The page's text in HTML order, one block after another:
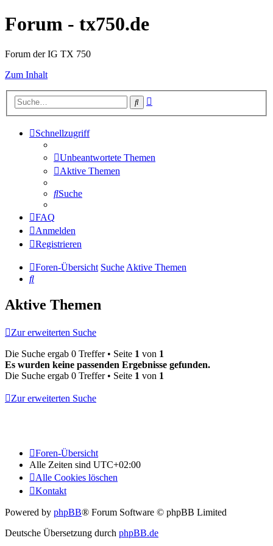
Forum - tx750.de
Forum der IG TX 750
Zum Inhalt
Suche
Schnellzugriff
Unbeantwortete Themen
Aktive Themen
Suche
FAQ
Anmelden
Registrieren
Foren-Übersicht SucheAktive Themen
Suche
Aktive Themen
Zur erweiterten Suche
Die Suche ergab 0 Treffer • Seite 1 von 1
Es wurden keine passenden Ergebnisse gefunden.
Die Suche ergab 0 Treffer • Seite 1 von 1
Zur erweiterten Suche
Foren-Übersicht
Alle Zeiten sind UTC+02:00
Alle Cookies löschen
Kontakt
Powered by phpBB® Forum Software © phpBB Limited
Deutsche Übersetzung durch phpBB.de